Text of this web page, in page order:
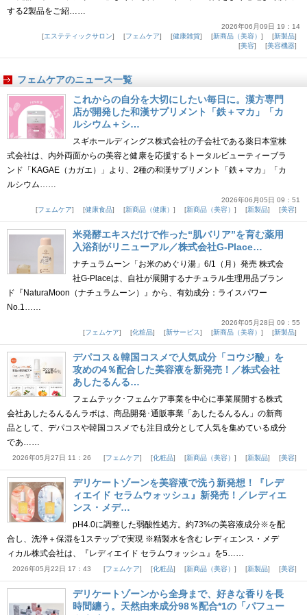
する2製品をご紹……
2026年06月09日 19：14
エステティックサロン
フェムケア 健康雑貨 新商品（美容）
新製品
美容
美容機器
フェムケアのニュース一覧
これからの自分を大切にしたい毎日に。漢方専門
店が開発した和漢サプリメント「鉄＋マカ」「カ
ルシウム＋シ…
スギホールディングス株式会社の子会社である薬日本堂株
式会社は、内外両面からの美容と健康を応援するトータルビューティーブラ
ンド「KAGAE（カガエ）」より、2種の和漢サプリメント「鉄＋マカ」「カ
ルシウム……
2026年06月05日 09：51
フェムケア
健康食品 新商品（健康） 新商品（美容） 新製品 美容
米発酵エキスだけで作った“肌バリア”を育む薬用
入浴剤がリニューアル／株式会社G-Place…
ナチュラムーン「お米のめぐり湯」6/1（月）発売 株式会
社G-Placeは、自社が展開するナチュラル生理用品ブラン
ド『NaturaMoon（ナチュラムーン）』から、有効成分：ライスパワー
No.1……
2026年05月28日 09：55
フェムケア
化粧品 新サービス 新商品（美容） 新製品
デパコス＆韓国コスメで人気成分「コウジ酸」を
攻めの4％配合した美容液を新発売！／株式会社
あしたるんる…
フェムテック･フェムケア事業を中心に事業展開する株式
会社あしたるんるんラボは、商品開発･通販事業「あしたるんるん」の新商
品として、デパコスや韓国コスメでも注目成分として人気を集めている成分
であ……
2026年05月27日 11：26 フェムケア 化粧品 新商品（美容） 新製品 美容
デリケートゾーンを美容液で洗う新発想！『レデ
ィエイド セラムウォッシュ』新発売！／レディエ
ンス・メデ…
pH4.0に調整した弱酸性処方。約73%の美容液成分※を配
合し、洗浄＋保湿を1ステップで実現 ※精製水を含む レディエンス・メデ
ィカル株式会社は、『レディエイド セラムウォッシュ』を5……
2026年05月22日 17：43 フェムケア 化粧品 新商品（美容） 新製品 美容
デリケートゾーンから全身まで、好きな香りを長
時間纏う。天然由来成分98％配合*1の「パフュー